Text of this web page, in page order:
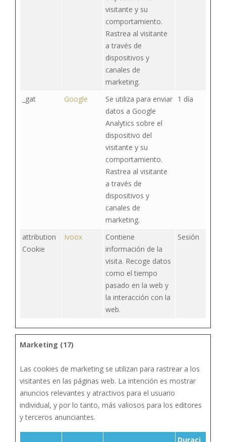
visitante y su
comportamiento.
Rastrea al visitante
a través de
dispositivos y
canales de
marketing.
_gat Google
Se utiliza para enviar
datos a Google
Analytics sobre el
dispositivo del
visitante y su
comportamiento.
Rastrea al visitante
a través de
dispositivos y
canales de
marketing.
1 día
attribution
Cookie
Ivoox
Contiene
información de la
visita. Recoge datos
como el tiempo
pasado en la web y
la interacción con la
web.
Sesión
Marketing (17)
Las cookies de marketing se utilizan para rastrear a los
visitantes en las páginas web. La intención es mostrar
anuncios relevantes y atractivos para el usuario
individual, y por lo tanto, más valiosos para los editores
y terceros anunciantes.
Duraci